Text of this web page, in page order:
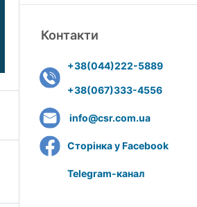
Контакти
+38(044)222-5889
+38(067)333-4556
info@csr.com.ua
Сторінка у Facebook
Telegram-канал